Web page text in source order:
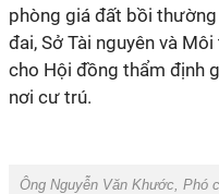
phòng giá đất bồi
đai, Sở Tài nguyên và
cho Hội đồng thẩm định
nơi cư trú.
Ông Nguyễn Văn Khước, Phó